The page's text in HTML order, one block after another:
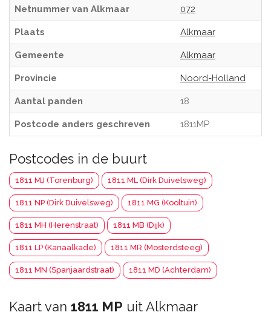
Netnummer van Alkmaar 072
Plaats Alkmaar
Gemeente Alkmaar
Provincie Noord-Holland
Aantal panden 18
Postcode anders geschreven 1811MP
Postcodes in de buurt
1811 MJ (Torenburg) 1811 ML (Dirk Duivelsweg)
1811 NP (Dirk Duivelsweg) 1811 MG (Kooltuin)
1811 MH (Herenstraat) 1811 MB (Dijk)
1811 LP (Kanaalkade) 1811 MR (Mosterdsteeg)
1811 MN (Spanjaardstraat) 1811 MD (Achterdam)
Kaart van 1811 MP uit Alkmaar